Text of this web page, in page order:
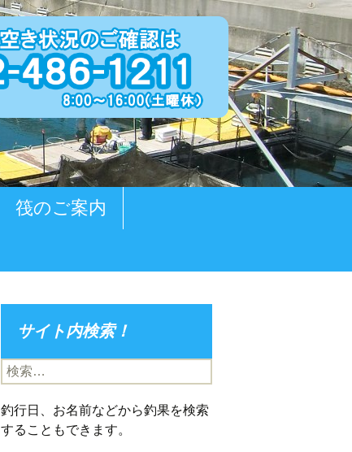
筏のご案内
サイト内検索！
検
索:
釣行日、お名前などから釣果を検索
することもできます。